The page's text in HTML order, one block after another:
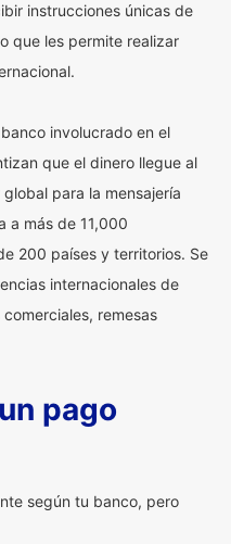
instrucciones únicas de
que les permite realizar
involucrado en el
que el dinero llegue al
para la mensajería
a más de 11,000
200 países y territorios. Se
internacionales de
remesas
pago
según tu banco, pero